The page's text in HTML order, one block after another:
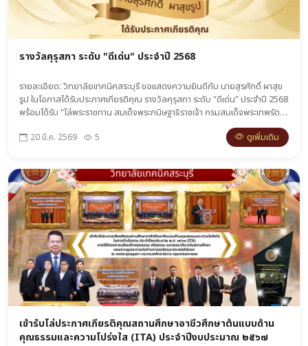
รางวัลคุรุสภา ระดับ "ดีเด่น" ประจำปี 2568
รายละเอียด: วิทยาลัยเทคนิคสระบุรี ขอแสดงความยินดีกับ นายสุรศักดิ์ ผาสุข
รูป ในโอกาสได้รับประกาศเกียรติคุณ รางวัลคุรุสภา ระดับ "ดีเด่น" ประจำปี 2568
พร้อมได้รับ "โล่พระราชทาน สมเด็จพระกนิษฐาธิราชเจ้า กรมสมเด็จพระเทพรัตน
ราชสุดาฯ สยามบรมราชกุมารี" และเข็มทองคำ เพื่อยกย่องเชิดชูเกียรติผู้
ประกอบวิชาชีพทางการศึกษาที่มีผลงานดีเด่นระดับชาติ
20 มี.ค. 2569 5 ดูเพิ่มเติม
เข้ารับโล่ประกาศเกียรติคุณสถานศึกษาอาชีวศึกษาต้นแบบด้าน
คุณธรรมและความโปร่งใส (ITA) ประจำปีงบประมาณ ๒๕๖๗